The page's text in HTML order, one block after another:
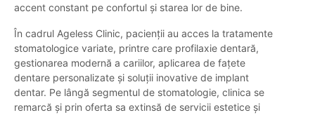
accent constant pe confortul și starea lor de bine.
În cadrul Ageless Clinic, pacienții au acces la tratamente
stomatologice variate, printre care profilaxie dentară,
gestionarea modernă a cariilor, aplicarea de fațete
dentare personalizate și soluții inovative de implant
dentar. Pe lângă segmentul de stomatologie, clinica se
remarcă și prin oferta sa extinsă de servicii estetice și